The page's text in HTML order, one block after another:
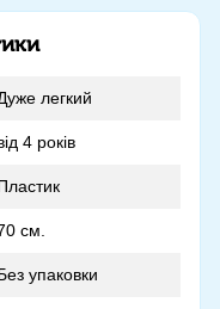
легкий
4 років
см.
упаковки